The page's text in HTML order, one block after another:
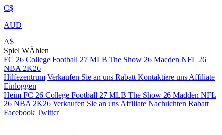
C$
AUD
A$
Spiel WÄhlen
FC 26 College Football 27 MLB The Show 26 Madden NFL 26
NBA 2K26
Hilfezentrum Verkaufen Sie an uns Rabatt Kontaktiere uns Affiliate
Einloggen
Heim FC 26 College Football 27 MLB The Show 26 Madden NFL
26 NBA 2K26 Verkaufen Sie an uns Affiliate Nachrichten Rabatt
Facebook Twitter